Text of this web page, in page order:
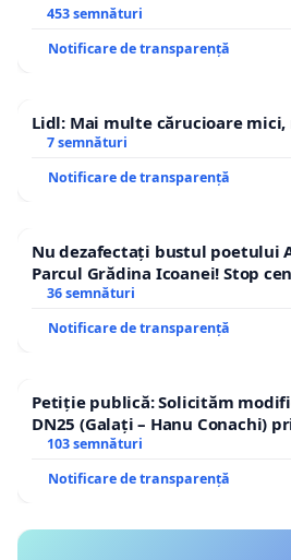
453 semnături
Notificare de transparență
Lidl: Mai multe cărucioare
7 semnături
Notificare de transparență
Nu dezafectați bustul poetului
Parcul Grădina Icoanei! Stop
36 semnături
Notificare de transparență
Petiție publică: Solicităm
DN25 (Galați – Hanu Conachi)
traseului în afara localităților!
103 semnături
Notificare de transparență